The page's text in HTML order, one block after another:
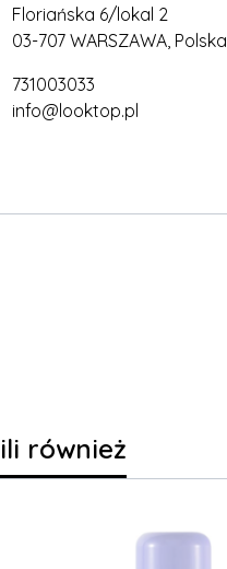
Floriańska 6/lokal 2
03-707 WARSZAWA, Polska
731003033
info@looktop.pl
również